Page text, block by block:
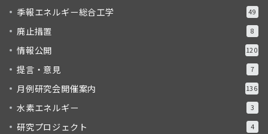
季報エネルギー総合工学 49
廃止措置 8
情報公開 120
提言・意見 7
月例研究会開催案内 136
水素エネルギー 3
研究プロジェクト 4